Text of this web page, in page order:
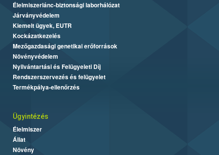
Élelmiszerlánc-biztonsági laborhálózat
Járványvédelem
Kiemelt ügyek, EUTR
Kockázatkezelés
Mezőgazdasági genetikai erőforrások
Növényvédelem
Nyilvántartási és Felügyeleti Díj
Rendszerszervezés és felügyelet
Termékpálya-ellenőrzés
Ügyintézés
Élelmiszer
Állat
Növény